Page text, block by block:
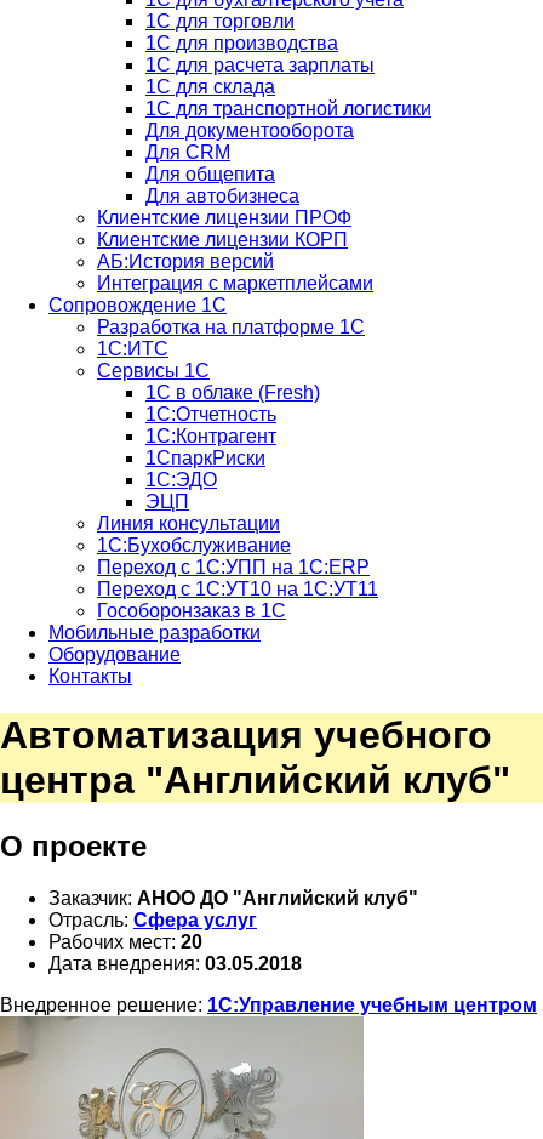
1С для торговли
1С для производства
1C для расчета зарплаты
1С для склада
1С для транспортной логистики
Для документооборота
Для CRM
Для общепита
Для автобизнеса
Клиентские лицензии ПРОФ
Клиентские лицензии КОРП
АБ:История версий
Интеграция с маркетплейсами
Сопровождение 1С
Разработка на платформе 1С
1С:ИТС
Сервисы 1С
1С в облаке (Fresh)
1С:Отчетность
1С:Контрагент
1СпаркРиски
1С:ЭДО
ЭЦП
Линия консультации
1С:Бухобслуживание
Переход с 1С:УПП на 1С:ERP
Переход с 1С:УТ10 на 1С:УТ11
Гособоронзаказ в 1С
Мобильные разработки
Оборудование
Контакты
Автоматизация учебного
центра "Английский клуб"
О проекте
Заказчик: АНОО ДО "Английский клуб"
Отрасль: Сфера услуг
Рабочих мест: 20
Дата внедрения: 03.05.2018
Внедренное решение: 1С:Управление учебным центром